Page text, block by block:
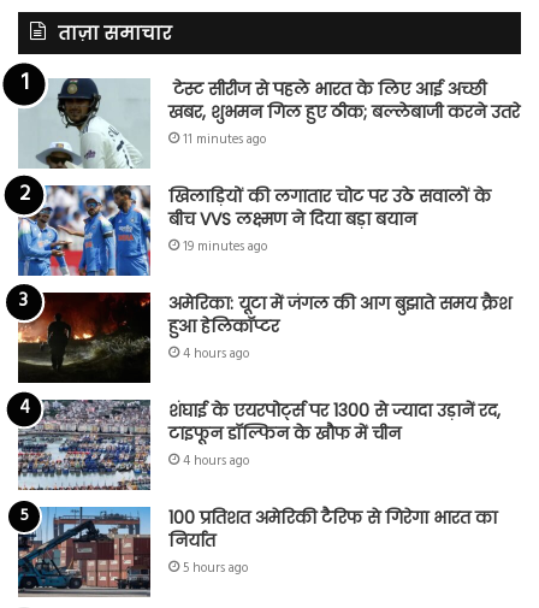
ताज़ा समाचार
टेस्ट सीरीज से पहले भारत के लिए आई अच्छी
खबर, शुभमन गिल हुए ठीक; बल्लेबाजी करने उतरे
11 minutes ago
खिलाड़ियों की लगातार चोट पर उठे सवालों के
बीच VVS लक्ष्मण ने दिया बड़ा बयान
19 minutes ago
अमेरिका: यूटा में जंगल की आग बुझाते समय क्रैश
हुआ हेलिकॉप्टर
4 hours ago
शंघाई के एयरपोर्ट्स पर 1300 से ज्यादा उड़ानें रद,
टाइफून डॉल्फिन के खौफ में चीन
4 hours ago
100 प्रतिशत अमेरिकी टैरिफ से गिरेगा भारत का
निर्यात
5 hours ago